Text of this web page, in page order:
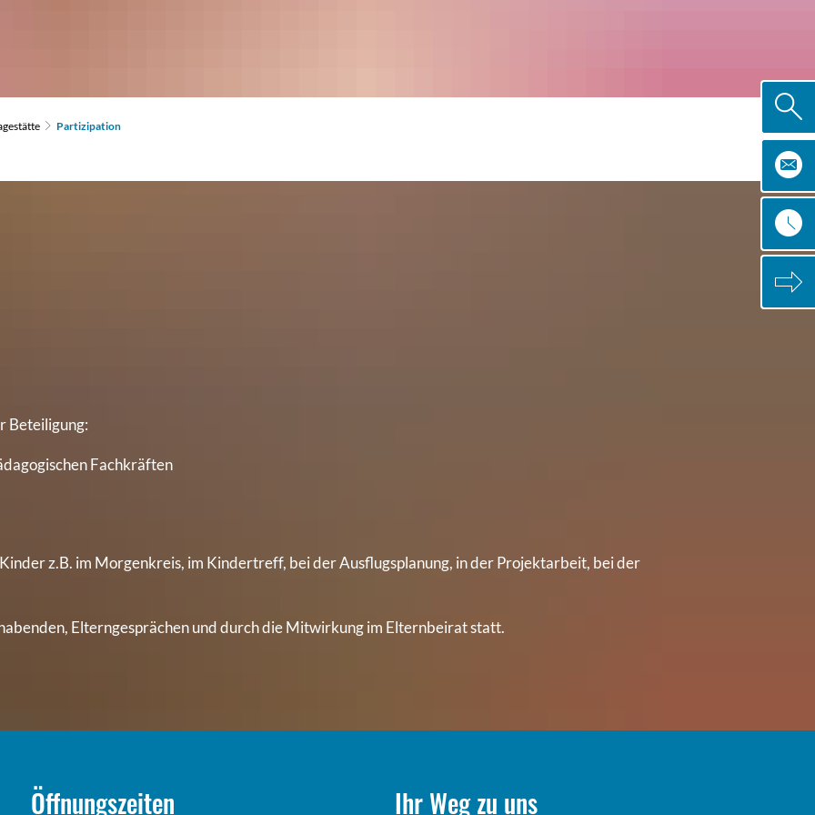
Partizipation
Beteiligung:
Fachkräften
z.B. im Morgenkreis, im Kindertreff, bei der Ausflugsplanung, in der Projektarbeit, bei der
Elterngesprächen und durch die Mitwirkung im Elternbeirat statt.
Öffnungszeiten Ihr Weg zu uns